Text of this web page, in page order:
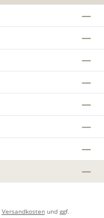
Versandkostenund ggf.